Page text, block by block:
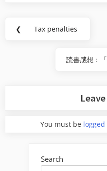
Post
❮
Previous
Tax penalties
Next
読書感想：
You must be logged
Search